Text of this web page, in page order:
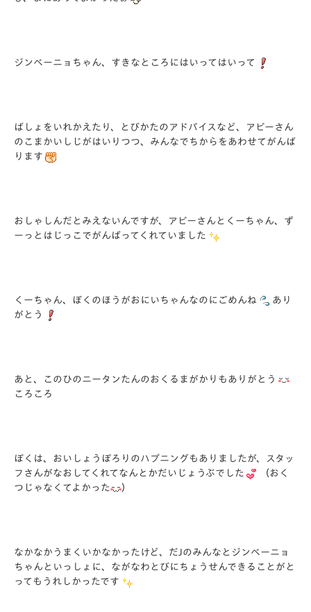
ジンベーニョちゃん、すきなところにはいってはいって
ばしょをいれかえたり、とびかたのアドバイスなど、アビーさん
のこまかいしじがはいりつつ、みんなでちからをあわせてがんば
ります
おしゃしんだとみえないんですが、アビーさんとくーちゃん、ず
ーっとはじっこでがんばってくれていました
くーちゃん、ぼくのほうがおにいちゃんなのにごめんね
あり
がとう
あと、このひのニータンたんのおくるまがかりもありがとう
ころころ
ぼくは、おいしょうぽろりのハプニングもありましたが、スタッ
フさんがなおしてくれてなんとかだいじょうぶでした
（おく
つじゃなくてよかった
）
なかなかうまくいかなかったけど、だJのみんなとジンベーニョ
ちゃんといっしょに、ながなわとびにちょうせんできることがと
ってもうれしかったです